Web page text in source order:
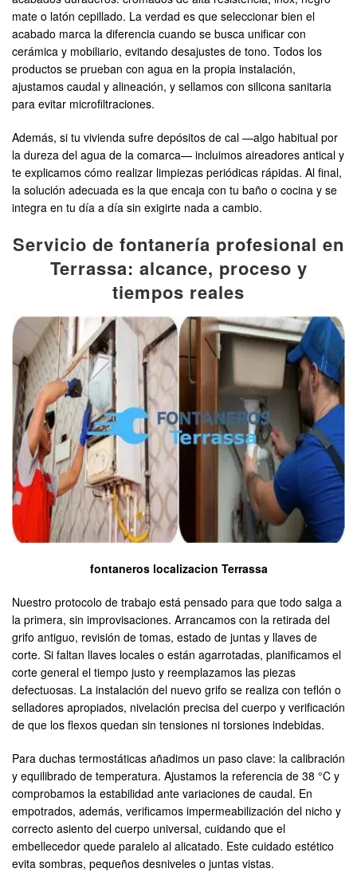
mate o latón cepillado. La verdad es que seleccionar bien el
acabado marca la diferencia cuando se busca unificar con
cerámica y mobiliario, evitando desajustes de tono. Todos los
productos se prueban con agua en la propia instalación,
ajustamos caudal y alineación, y sellamos con silicona sanitaria
para evitar microfiltraciones.
Además, si tu vivienda sufre depósitos de cal —algo habitual por
la dureza del agua de la comarca— incluimos aireadores antical y
te explicamos cómo realizar limpiezas periódicas rápidas. Al final,
la solución adecuada es la que encaja con tu baño o cocina y se
integra en tu día a día sin exigirte nada a cambio.
Servicio de fontanería profesional en
Terrassa: alcance, proceso y
tiempos reales
fontaneros localizacion Terrassa
Nuestro protocolo de trabajo está pensado para que todo salga a
la primera, sin improvisaciones. Arrancamos con la retirada del
grifo antiguo, revisión de tomas, estado de juntas y llaves de
corte. Si faltan llaves locales o están agarrotadas, planificamos el
corte general el tiempo justo y reemplazamos las piezas
defectuosas. La instalación del nuevo grifo se realiza con teflón o
selladores apropiados, nivelación precisa del cuerpo y verificación
de que los flexos quedan sin tensiones ni torsiones indebidas.
Para duchas termostáticas añadimos un paso clave: la calibración
y equilibrado de temperatura. Ajustamos la referencia de 38 °C y
comprobamos la estabilidad ante variaciones de caudal. En
empotrados, además, verificamos impermeabilización del nicho y
correcto asiento del cuerpo universal, cuidando que el
embellecedor quede paralelo al alicatado. Este cuidado estético
evita sombras, pequeños desniveles o juntas vistas.